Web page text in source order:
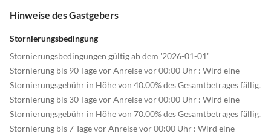
Hinweise des Gastgebers
Stornierungsbedingung
Stornierungsbedingungen gültig ab dem '2026-01-01'
Stornierung bis 90 Tage vor Anreise vor 00:00 Uhr : Wird eine
Stornierungsgebühr in Höhe von 40.00% des Gesamtbetrages fällig.
Stornierung bis 30 Tage vor Anreise vor 00:00 Uhr : Wird eine
Stornierungsgebühr in Höhe von 70.00% des Gesamtbetrages fällig.
Stornierung bis 7 Tage vor Anreise vor 00:00 Uhr : Wird eine